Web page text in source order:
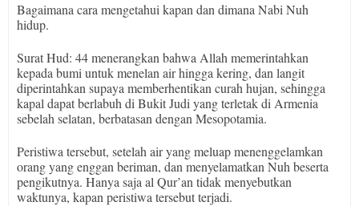
Bagaimana cara mengetahui kapan dan dimana Nabi Nuh
hidup.
Surat Hud: 44 menerangkan bahwa Allah memerintahkan
kepada bumi untuk menelan air hingga kering, dan langit
diperintahkan supaya memberhentikan curah hujan, sehingga
kapal dapat berlabuh di Bukit Judi yang terletak di Armenia
sebelah selatan, berbatasan dengan Mesopotamia.
Peristiwa tersebut, setelah air yang meluap menenggelamkan
orang yang enggan beriman, dan menyelamatkan Nuh beserta
pengikutnya. Hanya saja al Qur’an tidak menyebutkan
waktunya, kapan peristiwa tersebut terjadi.